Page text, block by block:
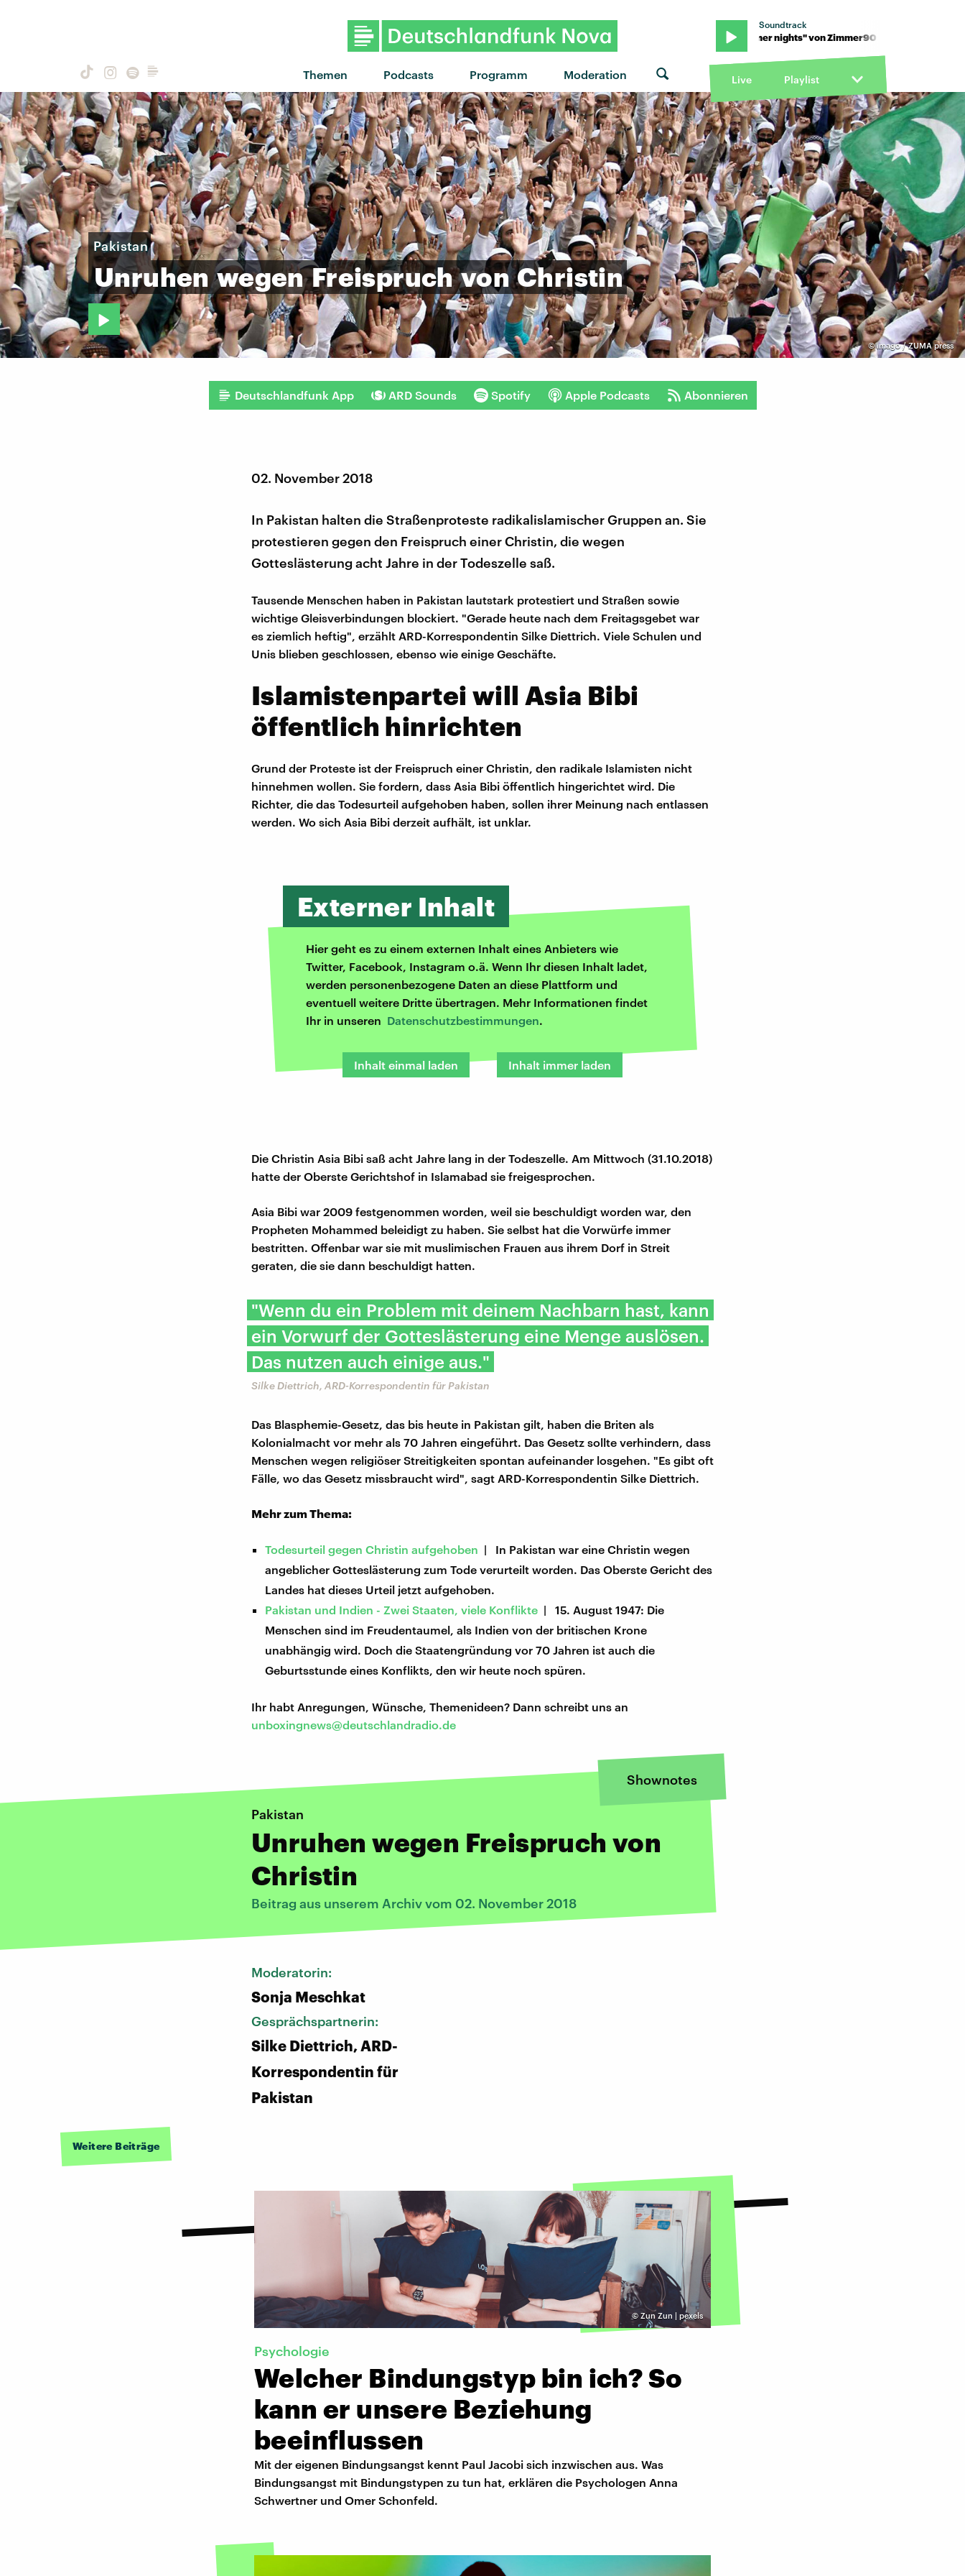
Themen Podcasts Programm Moderation
Soundtrack
"Summer nights" von Zimmer90 · "Summer nights" von Zimmer90 · "Summer nights" von
Live Playlist
©imago / ZUMA press
Pakistan
Unruhen wegen Freispruch von Christin
Deutschlandfunk App ARD Sounds Spotify Apple Podcasts Abonnieren
02. November 2018
In Pakistan halten die Straßenproteste radikalislamischer Gruppen an. Sie
protestieren gegen den Freispruch einer Christin, die wegen
Gotteslästerung acht Jahre in der Todeszelle saß.
Tausende Menschen haben in Pakistan lautstark protestiert und Straßen sowie
wichtige Gleisverbindungen blockiert. "Gerade heute nach dem Freitagsgebet war
es ziemlich heftig", erzählt ARD-Korrespondentin Silke Diettrich. Viele Schulen und
Unis blieben geschlossen, ebenso wie einige Geschäfte.
Islamistenpartei will Asia Bibi
öffentlich hinrichten
Grund der Proteste ist der Freispruch einer Christin, den radikale Islamisten nicht
hinnehmen wollen. Sie fordern, dass Asia Bibi öffentlich hingerichtet wird. Die
Richter, die das Todesurteil aufgehoben haben, sollen ihrer Meinung nach entlassen
werden. Wo sich Asia Bibi derzeit aufhält, ist unklar.
Externer Inhalt
Hier geht es zu einem externen Inhalt eines Anbieters wie
Twitter, Facebook, Instagram o.ä. Wenn Ihr diesen Inhalt ladet,
werden personenbezogene Daten an diese Plattform und
eventuell weitere Dritte übertragen. Mehr Informationen findet
Ihr in unseren Datenschutzbestimmungen.
Inhalt einmal laden Inhalt immer laden
Die Christin Asia Bibi saß acht Jahre lang in der Todeszelle. Am Mittwoch (31.10.2018)
hatte der Oberste Gerichtshof in Islamabad sie freigesprochen.
Asia Bibi war 2009 festgenommen worden, weil sie beschuldigt worden war, den
Propheten Mohammed beleidigt zu haben. Sie selbst hat die Vorwürfe immer
bestritten. Offenbar war sie mit muslimischen Frauen aus ihrem Dorf in Streit
geraten, die sie dann beschuldigt hatten.
"Wenn du ein Problem mit deinem Nachbarn hast, kann
ein Vorwurf der Gotteslästerung eine Menge auslösen.
Das nutzen auch einige aus."
Silke Diettrich, ARD-Korrespondentin für Pakistan
Das Blasphemie-Gesetz, das bis heute in Pakistan gilt, haben die Briten als
Kolonialmacht vor mehr als 70 Jahren eingeführt. Das Gesetz sollte verhindern, dass
Menschen wegen religiöser Streitigkeiten spontan aufeinander losgehen. "Es gibt oft
Fälle, wo das Gesetz missbraucht wird", sagt ARD-Korrespondentin Silke Diettrich.
Mehr zum Thema:
Todesurteil gegen Christin aufgehoben | In Pakistan war eine Christin wegen
angeblicher Gotteslästerung zum Tode verurteilt worden. Das Oberste Gericht des
Landes hat dieses Urteil jetzt aufgehoben.
Pakistan und Indien - Zwei Staaten, viele Konflikte | 15. August 1947: Die
Menschen sind im Freudentaumel, als Indien von der britischen Krone
unabhängig wird. Doch die Staatengründung vor 70 Jahren ist auch die
Geburtsstunde eines Konflikts, den wir heute noch spüren.
Ihr habt Anregungen, Wünsche, Themenideen? Dann schreibt uns an
unboxingnews@deutschlandradio.de
Shownotes
Pakistan
Unruhen wegen Freispruch von
Christin
Beitrag aus unserem Archiv vom 02. November 2018
Moderatorin:
Sonja Meschkat
Gesprächspartnerin:
Silke Diettrich, ARD-
Korrespondentin für
Pakistan
Weitere Beiträge
© Zun Zun | pexels
Psychologie
Welcher Bindungstyp bin ich? So
kann er unsere Beziehung
beeinflussen
Mit der eigenen Bindungsangst kennt Paul Jacobi sich inzwischen aus. Was
Bindungsangst mit Bindungstypen zu tun hat, erklären die Psychologen Anna
Schwertner und Omer Schonfeld.